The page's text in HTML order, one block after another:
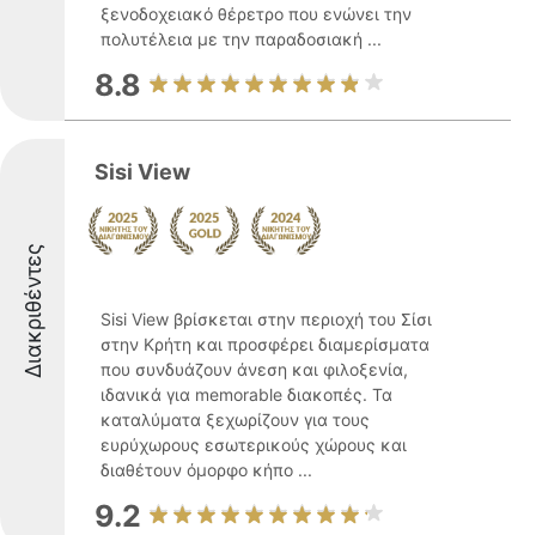
ξενοδοχειακό θέρετρο που ενώνει την
πολυτέλεια με την παραδοσιακή ...
8.8
Διακριθέντες
Sisi View
Sisi View βρίσκεται στην περιοχή του Σίσι
στην Κρήτη και προσφέρει διαμερίσματα
που συνδυάζουν άνεση και φιλοξενία,
ιδανικά για memorable διακοπές. Τα
καταλύματα ξεχωρίζουν για τους
ευρύχωρους εσωτερικούς χώρους και
διαθέτουν όμορφο κήπο ...
9.2